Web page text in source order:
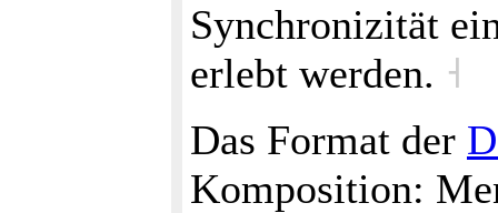
Synchronizität
erlebt werden. ˧
Das Format der
Komposition: